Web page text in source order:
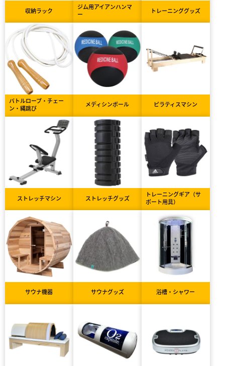
収納ラック
ジム用アイアンハンマ
ー
トレーニンググッズ
バトルロープ・チェー
ン・縄跳び
メディシンボール ピラティスマシン
ストレッチマシン ストレッチグッズ
トレーニングギア（サ
ポート用具）
サウナ機器 サウナグッズ 浴槽・シャワー